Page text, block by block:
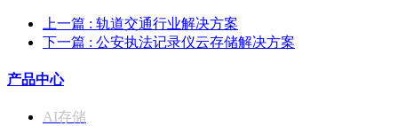
上一篇 : 轨道交通行业解决方案
下一篇 : 公安执法记录仪云存储解决方案
产品中心
AI存储